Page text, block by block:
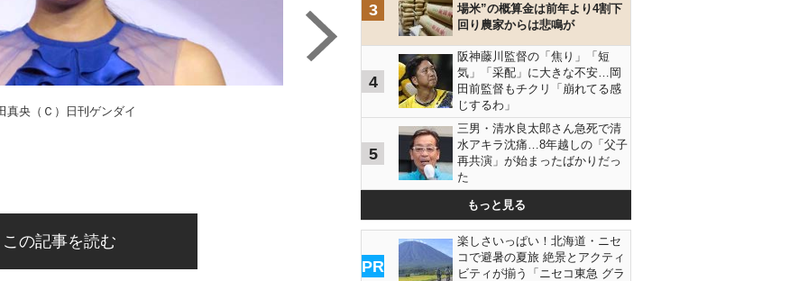
真央（Ｃ）日刊ゲンダイ
この記事を読む
3
場米”の概算金は前年より4割下
回り農家からは悲鳴が
4
阪神藤川監督の「焦り」「短
気」「采配」に大きな不安…岡
田前監督もチクリ「崩れてる感
じするわ」
5
三男・清水良太郎さん急死で清
水アキラ沈痛…8年越しの「父子
再共演」が始まったばかりだっ
た
もっと見る
PR
楽しさいっぱい！北海道・ニセ
コで避暑の夏旅 絶景とアクティ
ビティが揃う「ニセコ東急 グラ